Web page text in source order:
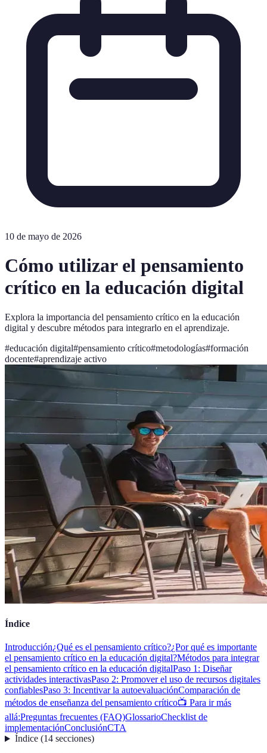
10 de mayo de 2026
Cómo utilizar el pensamiento
crítico en la educación digital
Explora la importancia del pensamiento crítico en la educación
digital y descubre métodos para integrarlo en el aprendizaje.
#educación digital#pensamiento crítico#metodologías#formación
docente#aprendizaje activo
Índice
Introducción¿Qué es el pensamiento crítico?¿Por qué es importante
el pensamiento crítico en la educación digital?Métodos para integrar
el pensamiento crítico en la educación digitalPaso 1: Diseñar
actividades interactivasPaso 2: Promover el uso de recursos digitales
confiablesPaso 3: Incentivar la autoevaluaciónComparación de
métodos de enseñanza del pensamiento crítico📺 Para ir más
allá:Preguntas frecuentes (FAQ)GlossarioChecklist de
implementaciónConclusiónCTA
Índice(14 secciones)